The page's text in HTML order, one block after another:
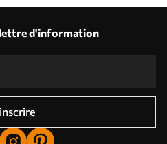
lettre d'information